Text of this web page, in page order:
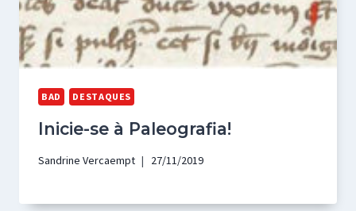
BAD DESTAQUES
Inicie-se à Paleografia!
Sandrine Vercaempt 27/11/2019